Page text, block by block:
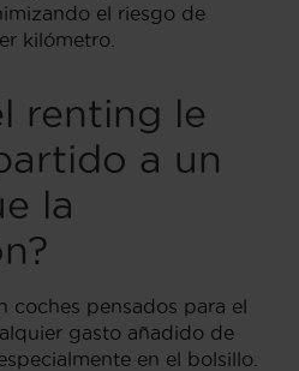
el riesgo de
kilómetro.
renting le
a un
la
coches pensados para el
gasto añadido de
en el bolsillo.